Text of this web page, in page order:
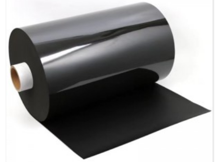
hittebestandheid.Mikaband kan in elektriese kabel- of
draadstruktuur gebruik word om die opwekking en
verspreiding van die giftige rook en gas tydens die brand
van die kabel te voorkom.Mikaband word ook gebruik in
sommige plekke waar brandbeheerveiligheid en sekuriteit
benodig word, soos hoë geboue, moltreine, ondergrondse
strate, groot kragstasies en mynondernemings.